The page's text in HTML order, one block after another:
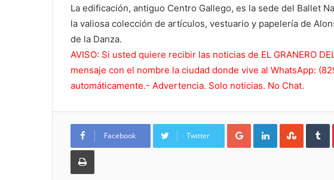
La edificación, antiguo Centro Gallego, es la sede del Ballet
la valiosa colección de artículos, vestuario y papelería de
de la Danza.
AVISO: Si usted quiere recibir las noticias de EL GRANERO
mensaje con el nombre la ciudad donde vive al WhatsApp:
automáticamente.- Advertencia. Solo noticias. No Chat.
Facebook Twitter
Google+LinkedIn
Imprimir